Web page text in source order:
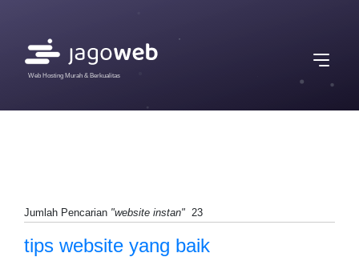
Web Hosting Murah & Berkualitas
Jumlah Pencarian "website instan" 23
tips website yang baik